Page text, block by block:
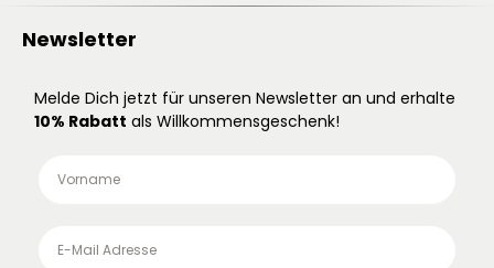
Newsletter
Melde Dich jetzt für unseren Newsletter an und erhalte
10% Rabatt als Willkommensgeschenk!